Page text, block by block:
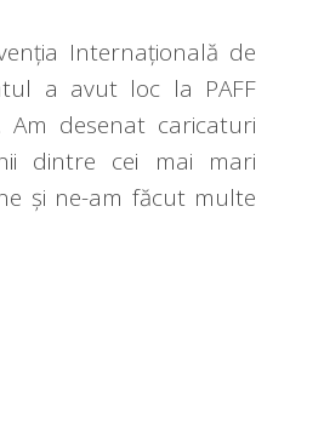
Internațională de
a avut loc la PAFF
desenat caricaturi
dintre cei mai mari
și ne-am făcut multe